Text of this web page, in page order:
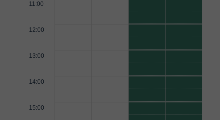
11:00
12:00
13:00
14:00
15:00